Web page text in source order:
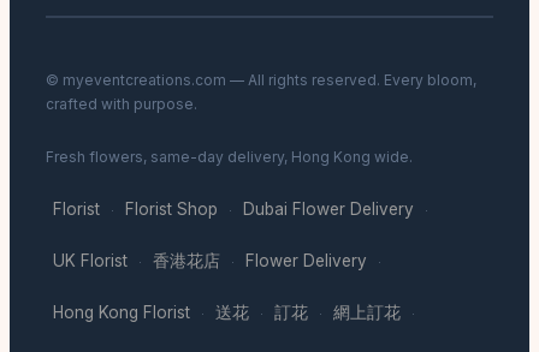
© myeventcreations.com — All rights reserved. Every bloom,
crafted with purpose.
Fresh flowers, same-day delivery, Hong Kong wide.
Florist · Florist Shop · Dubai Flower Delivery ·
UK Florist · 香港花店 · Flower Delivery ·
Hong Kong Florist · 送花 · 訂花 · 網上訂花 ·